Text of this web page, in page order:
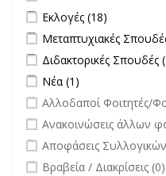
Apply Εκλογές filter
Εκλογές (18)
Apply Μεταπτυχιακές
Μεταπτυχιακές
Apply Διδακτορικές
Διδακτορικές Σπουδές
Apply Νέα filter
Νέα (1)
undefined
Αλλοδαποί Φοιτητές/
undefined
Ανακοινώσεις άλλων
undefined
Αποφάσεις
undefined
Βραβεία / Διακρίσεις (0)